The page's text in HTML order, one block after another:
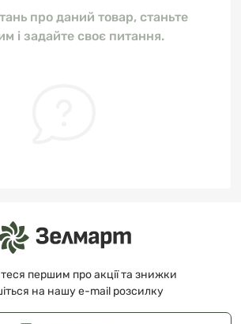
про даний товар, станьте
і задайте своє питання.
першим про акції та знижки
на нашу e-mail розсилку